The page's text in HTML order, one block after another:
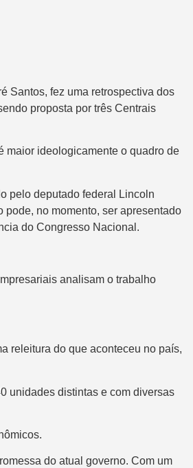
Santos, fez uma retrospectiva dos
proposta por três Centrais
maior ideologicamente o quadro de
pelo deputado federal Lincoln
no momento, ser apresentado
do Congresso Nacional.
analisam o trabalho
releitura do que aconteceu no país,
unidades distintas e com diversas
do atual governo. Com um